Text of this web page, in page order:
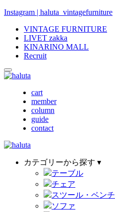
Instagram | haluta_vintagefurniture
VINTAGE FURNITURE
LIVET zakka
KINARINO MALL
Recruit
cart
member
column
guide
contact
カテゴリーから探す ▾
テーブル
チェア
スツール・ベンチ
ソファ